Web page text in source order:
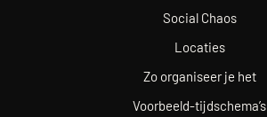
Social Chaos
Locaties
Zo organiseer je het
Voorbeeld-tijdschema’s